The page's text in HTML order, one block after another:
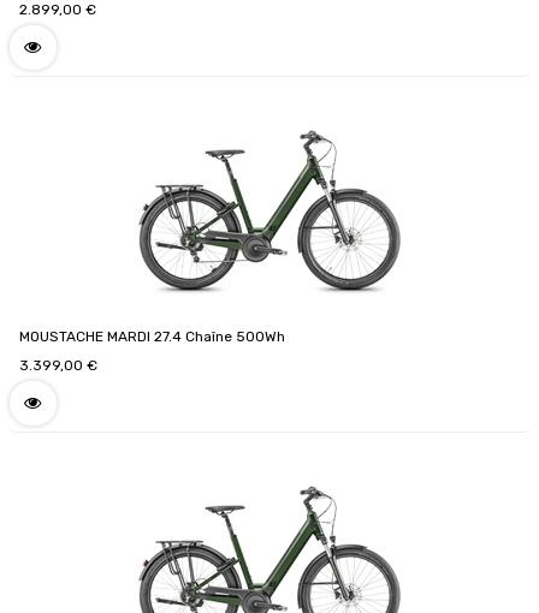
2.899,00 €
MOUSTACHE MARDI 27.4 Chaîne 500Wh
3.399,00 €